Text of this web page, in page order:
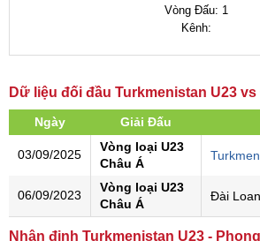
Vòng Đấu: 1
Kênh:
Dữ liệu đối đầu Turkmenistan U23
Ngày Giải Đấu
03/09/2025
Vòng loại U23
Châu Á
06/09/2023
Vòng loại U23
Châu Á
Nhận định Turkmenistan U23 -